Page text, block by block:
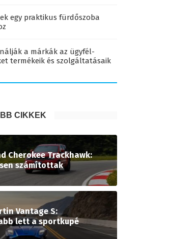
egy praktikus fürdőszoba
a márkák az ügyfél-
termékeik és szolgáltatásaik
CIKKEK
Cherokee Trackhawk:
számítottak
Vantage S:
lett a sportkupé